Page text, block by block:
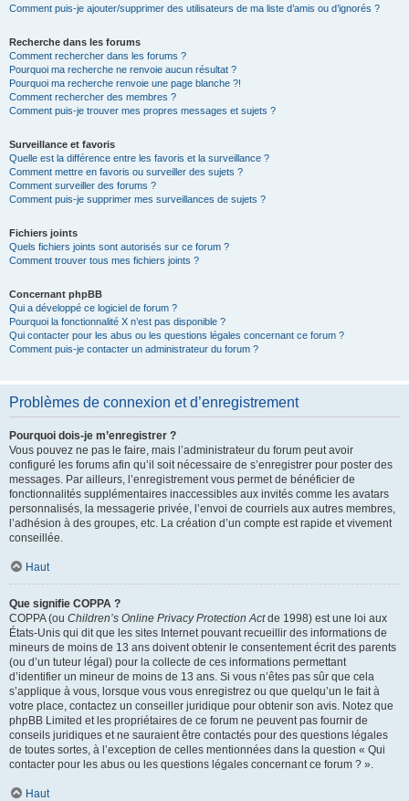
Comment puis-je ajouter/supprimer des utilisateurs de ma liste d’amis ou d’ignorés ?
Recherche dans les forums
Comment rechercher dans les forums ?
Pourquoi ma recherche ne renvoie aucun résultat ?
Pourquoi ma recherche renvoie une page blanche ?!
Comment rechercher des membres ?
Comment puis-je trouver mes propres messages et sujets ?
Surveillance et favoris
Quelle est la différence entre les favoris et la surveillance ?
Comment mettre en favoris ou surveiller des sujets ?
Comment surveiller des forums ?
Comment puis-je supprimer mes surveillances de sujets ?
Fichiers joints
Quels fichiers joints sont autorisés sur ce forum ?
Comment trouver tous mes fichiers joints ?
Concernant phpBB
Qui a développé ce logiciel de forum ?
Pourquoi la fonctionnalité X n’est pas disponible ?
Qui contacter pour les abus ou les questions légales concernant ce forum ?
Comment puis-je contacter un administrateur du forum ?
Problèmes de connexion et d’enregistrement
Pourquoi dois-je m’enregistrer ?
Vous pouvez ne pas le faire, mais l’administrateur du forum peut avoir
configuré les forums afin qu’il soit nécessaire de s’enregistrer pour poster des
messages. Par ailleurs, l’enregistrement vous permet de bénéficier de
fonctionnalités supplémentaires inaccessibles aux invités comme les avatars
personnalisés, la messagerie privée, l’envoi de courriels aux autres membres,
l’adhésion à des groupes, etc. La création d’un compte est rapide et vivement
conseillée.
Haut
Que signifie COPPA ?
COPPA (ou Children’s Online Privacy Protection Actde 1998) est une loi aux
États-Unis qui dit que les sites Internet pouvant recueillir des informations de
mineurs de moins de 13 ans doivent obtenir le consentement écrit des parents
(ou d’un tuteur légal) pour la collecte de ces informations permettant
d’identifier un mineur de moins de 13 ans. Si vous n’êtes pas sûr que cela
s’applique à vous, lorsque vous vous enregistrez ou que quelqu’un le fait à
votre place, contactez un conseiller juridique pour obtenir son avis. Notez que
phpBB Limited et les propriétaires de ce forum ne peuvent pas fournir de
conseils juridiques et ne sauraient être contactés pour des questions légales
de toutes sortes, à l’exception de celles mentionnées dans la question « Qui
contacter pour les abus ou les questions légales concernant ce forum ? ».
Haut